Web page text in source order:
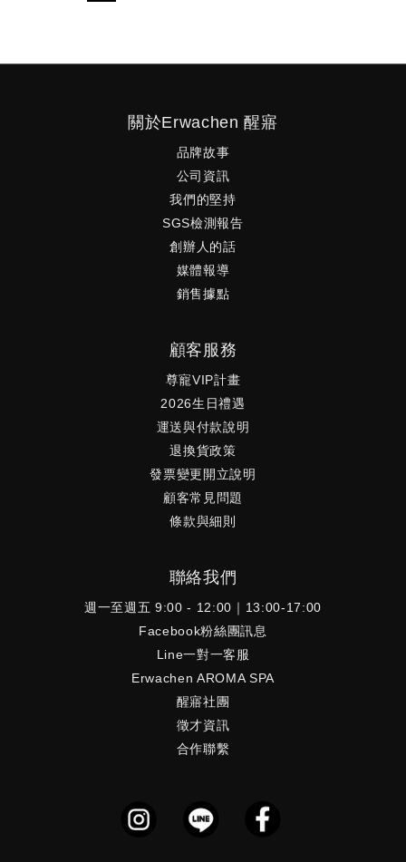
關於Erwachen 醒寤
品牌故事
公司資訊
我們的堅持
SGS檢測報告
創辦人的話
媒體報導
銷售據點
顧客服務
尊寵VIP計畫
2026生日禮遇
運送與付款說明
退換貨政策
發票變更開立說明
顧客常見問題
條款與細則
聯絡我們
週一至週五 9:00 - 12:00｜13:00-17:00
Facebook粉絲團訊息
Line一對一客服
Erwachen AROMA SPA
醒寤社團
徵才資訊
合作聯繫